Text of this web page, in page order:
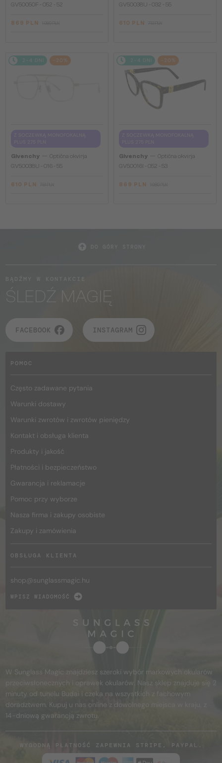
GV50050F - 052 - 52
869 PLN
GV50038U - 032 - 55
610 PLN
2-4 DNI -20%
Givenchy
Optična okvirja
GV50038U - 016 - 55
610 PLN
2-4 DNI -20%
Givenchy
Optična okvirja
GV50016I - 052 - 53
869 PLN
ŚLEDŹ MAGIĘ
FACEBOOK INSTAGRAM
POMOC
Często zadawane pytania
Warunki dostawy
Warunki zwrotów i zwrotów pieniędzy
Kontakt i obsługa klienta
Produkty i jakość
Płatności i bezpieczeństwo
Gwarancja i reklamacje
Pomoc przy wyborze
Nasza firma i zakupy osobiste
Zakupy i zamówienia
OBSŁUGA KLIENTA
shop@sunglassmagic.hu
WPISZ WIADOMOŚĆ
W Sunglass Magic znajdziesz szeroki wybór markowych okularów
przeciwsłonecznych i oprawek okularów. Nasz sklep znajduje się 2
minuty od tunelu Budai i czeka na wszystkich z fachowym
doradztwem. Kupuj u nas online z dowolnego miejsca w kraju, z
14-dniową gwarancją zwrotu.
WYGODNĄ PŁATNOŚĆ ZAPEWNIA STRIPE, PAYPAL.